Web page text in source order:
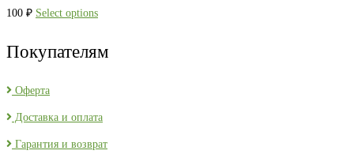
100 ₽ Select options
Покупателям
Оферта
Доставка и оплата
Гарантия и возврат